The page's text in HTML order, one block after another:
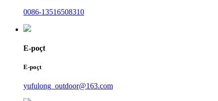
0086-13516508310
E-poçt
E-poçt
yufulong_outdoor@163.com